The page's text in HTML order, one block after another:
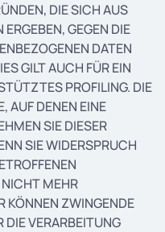
DIE SICH AUS
GEGEN DIE
DATEN
GILT AUCH FÜR EIN
PROFILING. DIE
AUF DENEN EINE
SIE DIESER
SIE WIDERSPRUCH
MEHR
KÖNNEN ZWINGENDE
VERARBEITUNG